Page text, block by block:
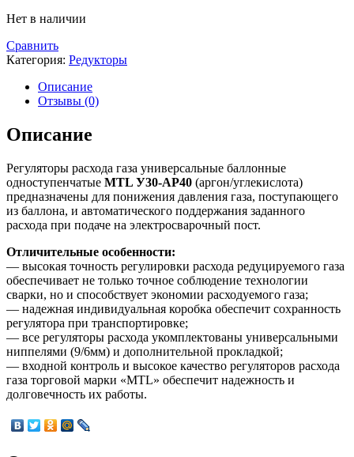
Нет в наличии
Сравнить
Категория: Редукторы
Описание
Отзывы (0)
Описание
Регуляторы расхода газа универсальные баллонные
одноступенчатые MTL У30-АР40 (аргон/углекислота)
предназначены для понижения давления газа, поступающего
из баллона, и автоматического поддержания заданного
расхода при подаче на электросварочный пост.
Отличительные особенности:
— высокая точность регулировки расхода редуцируемого газа
обеспечивает не только точное соблюдение технологии
сварки, но и способствует экономии расходуемого газа;
— надежная индивидуальная коробка обеспечит сохранность
регулятора при транспортировке;
— все регуляторы расхода укомплектованы универсальными
ниппелями (9/6мм) и дополнительной прокладкой;
— входной контроль и высокое качество регуляторов расхода
газа торговой марки «MTL» обеспечит надежность и
долговечность их работы.